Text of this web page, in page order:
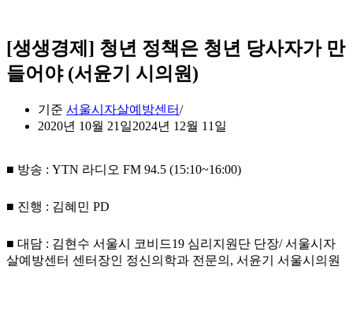
[생생경제] 청년 정책은 청년 당사자가 만
들어야 (서윤기 시의원)
기준 서울시자살예방센터
2020년 10월 21일2024년 12월 11일
■ 방송 : YTN 라디오 FM 94.5 (15:10~16:00)
■ 진행 : 김혜민 PD
■ 대담 : 김현수 서울시 코비드19 심리지원단 단장/ 서울시자
살예방센터 센터장인 정신의학과 전문의, 서윤기 서울시의원